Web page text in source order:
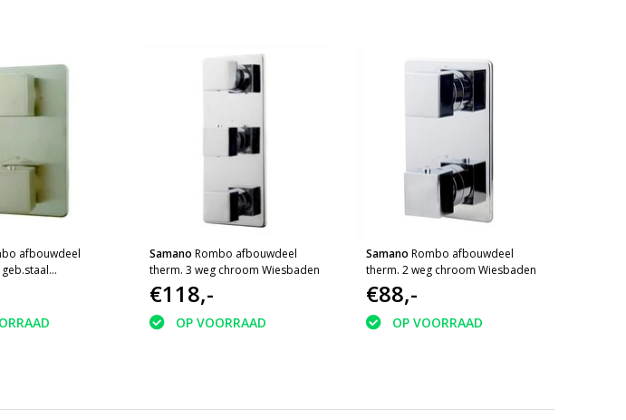
afbouwdeel
Samano Rombo afbouwdeel
therm. 3 weg chroom Wiesbaden
€118,-
OP VOORRAAD
Samano Rombo afbouwdeel
therm. 2 weg chroom Wiesbaden
€88,-
OP VOORRAAD